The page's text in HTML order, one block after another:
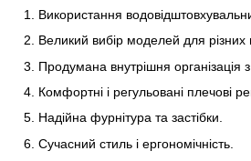
Використання
Великий вибір моделей для різних
Продумана внутрішня організація
Комфортні і регульовані плечові
Надійна фурнітура та застібки.
Сучасний стиль і ергономічність.